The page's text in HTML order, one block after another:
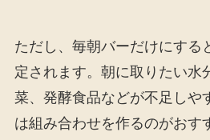
ただし、毎朝バーだけにする
定されます。朝に取りたい水
菜、発酵食品などが不足しや
は組み合わせを作るのがおす